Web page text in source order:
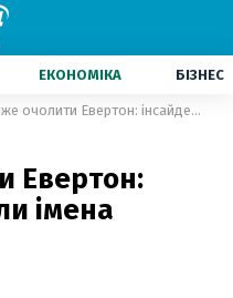
ЕКОНОМІКА БІЗНЕС
Хто може очолити Евертон: інсайдери назвали імена кандидатів
Евертон:
імена